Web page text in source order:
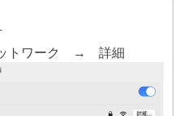
トワーク → 詳細